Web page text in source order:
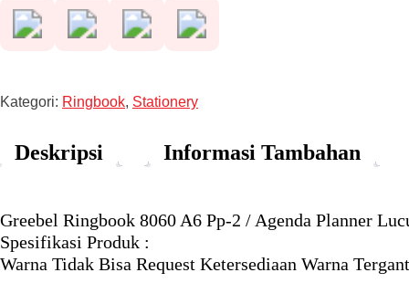
Kategori: Ringbook, Stationery
Deskripsi Informasi Tambahan
Greebel Ringbook 8060 A6 Pp-2 / Agenda Planner
Spesifikasi Produk :
Warna Tidak Bisa Request Ketersediaan Warna